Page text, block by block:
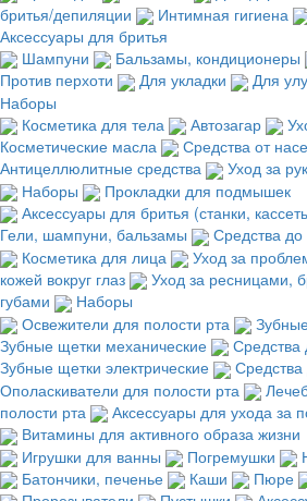
бритья/депиляции
Интимная гигиена
Аксессуары для бритья
Шампуни
Бальзамы, кондиционеры
Против перхоти
Для укладки
Для
Наборы
Косметика для тела
Автозагар
Косметические масла
Средства от
Антицеллюлитные средства
Уход за
Наборы
Прокладки для подмышек
Аксессуары для бритья (станки,
Гели, шампуни, бальзамы
Средства до
Косметика для лица
Уход за
кожей вокруг глаз
Уход за ресницами,
губами
Наборы
Освежители для полости рта
Зубные щетки механические
Средства
Зубные щетки электрические
Средства
Ополаскиватели для полости рта
полости рта
Аксессуары для ухода за
Витамины для активного образа жизни
Игрушки для ванны
Погремушки
Батончики, печенье
Каши Пюре